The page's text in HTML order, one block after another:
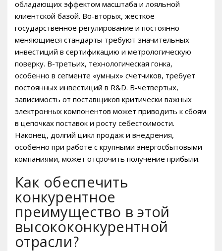
обладающих эффектом масштаба и лояльной
клиентской базой. Во-вторых, жесткое
государственное регулирование и постоянно
меняющиеся стандарты требуют значительных
инвестиций в сертификацию и метрологическую
поверку. В-третьих, технологическая гонка,
особенно в сегменте «умных» счетчиков, требует
постоянных инвестиций в R&D. В-четвертых,
зависимость от поставщиков критически важных
электронных компонентов может приводить к сбоям
в цепочках поставок и росту себестоимости.
Наконец, долгий цикл продаж и внедрения,
особенно при работе с крупными энергосбытовыми
компаниями, может отсрочить получение прибыли.
Как обеспечить
конкурентное
преимущество в этой
высококонкурентной
отрасли?